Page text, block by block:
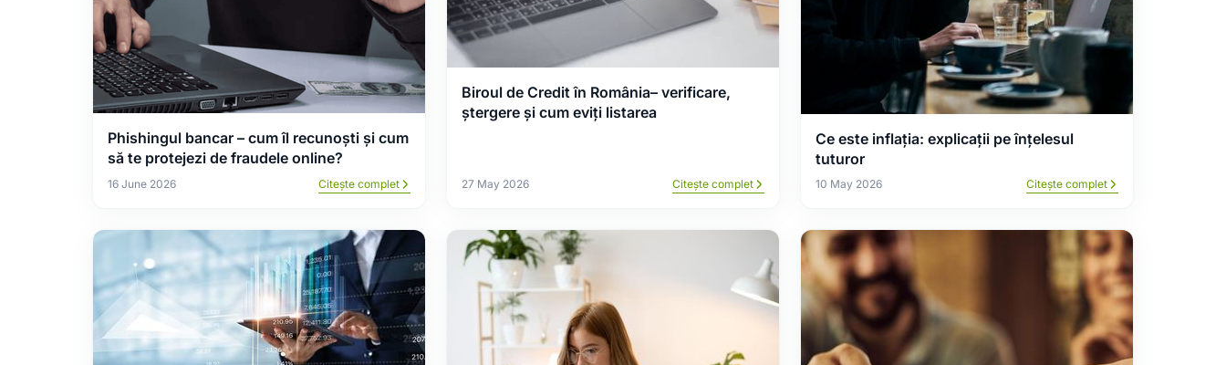
Phishingul bancar – cum îl recunoști și cum
să te protejezi de fraudele online?
16 June 2026 Citește complet
Biroul de Credit în România– verificare,
ștergere și cum eviți listarea
27 May 2026 Citește complet
Ce este inflația: explicații pe înțelesul
tuturor
10 May 2026 Citește complet